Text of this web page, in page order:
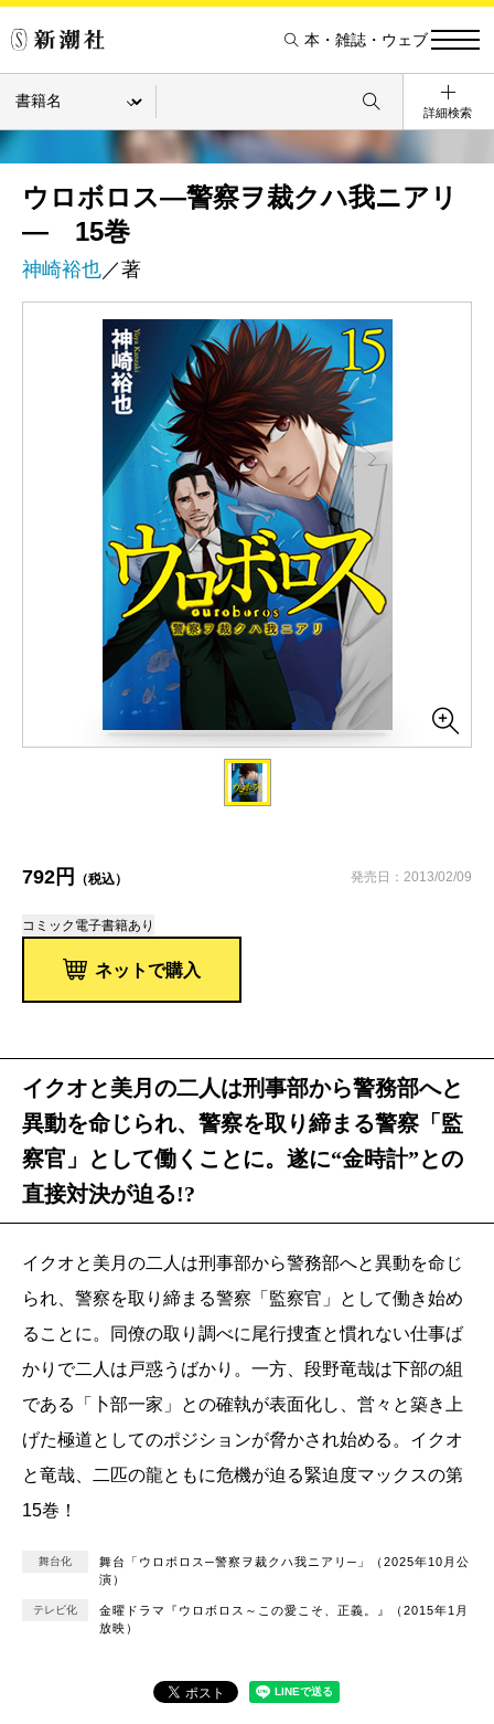
本・雑誌・ウェブ
詳細検索
ウロボロス―警察ヲ裁クハ我ニアリ
― 15巻
神崎裕也／著
792円 （税込） 発売日：2013/02/09
コミック 電子書籍あり
ネットで購入
イクオと美月の二人は刑事部から警務部へと
異動を命じられ、警察を取り締まる警察「監
察官」として働くことに。遂に“金時計”との
直接対決が迫る!?
イクオと美月の二人は刑事部から警務部へと異動を命じ
られ、警察を取り締まる警察「監察官」として働き始め
ることに。同僚の取り調べに尾行捜査と慣れない仕事ば
かりで二人は戸惑うばかり。一方、段野竜哉は下部の組
である「卜部一家」との確執が表面化し、営々と築き上
げた極道としてのポジションが脅かされ始める。イクオ
と竜哉、二匹の龍ともに危機が迫る緊迫度マックスの第
15巻！
舞台化
舞台「ウロボロス─警察ヲ裁クハ我ニアリ─」（2025年10月公
演）
テレビ化
金曜ドラマ『ウロボロス～この愛こそ、正義。』（2015年1月
放映）